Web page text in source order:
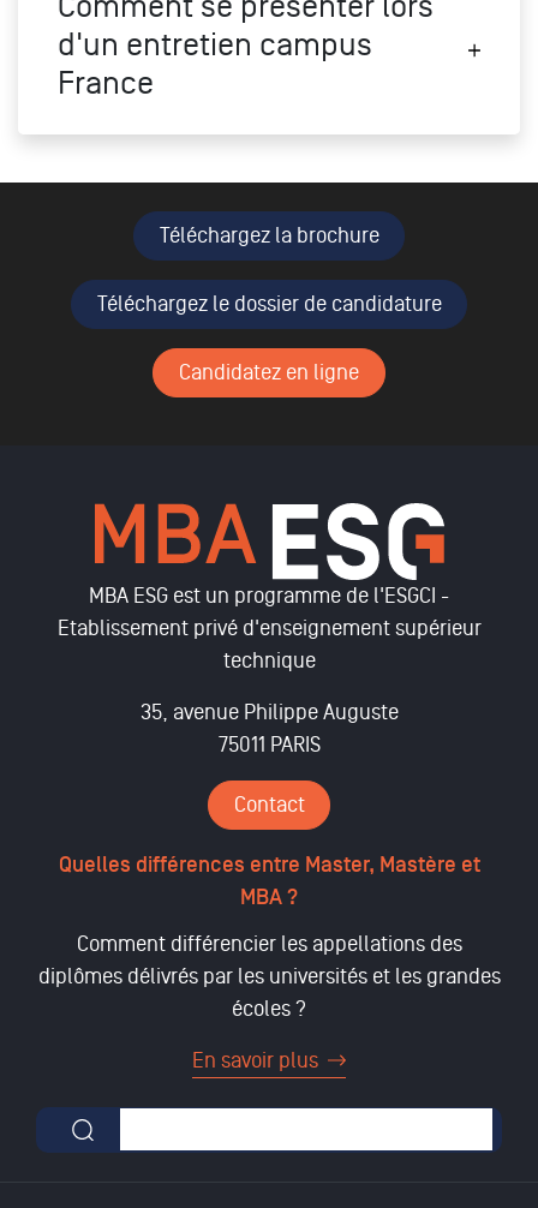
d'un entretien campus
France
Téléchargez la brochure
Téléchargez le dossier de candidature
Candidatez en ligne
MBA ESG est un programme de l'ESGCI -
Etablissement privé d'enseignement supérieur
technique
35, avenue Philippe Auguste
75011 PARIS
Contact
Quelles différences entre Master, Mastère et
MBA ?
Comment différencier les appellations des
diplômes délivrés par les universités et les grandes
écoles ?
En savoir plus
Formulaire de recherche